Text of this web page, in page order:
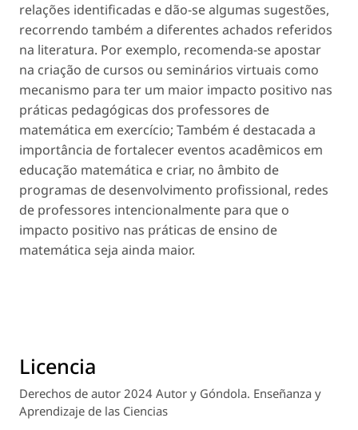
relações identificadas e dão-se algumas sugestões,
recorrendo também a diferentes achados referidos
na literatura. Por exemplo, recomenda-se apostar
na criação de cursos ou seminários virtuais como
mecanismo para ter um maior impacto positivo nas
práticas pedagógicas dos professores de
matemática em exercício; Também é destacada a
importância de fortalecer eventos acadêmicos em
educação matemática e criar, no âmbito de
programas de desenvolvimento profissional, redes
de professores intencionalmente para que o
impacto positivo nas práticas de ensino de
matemática seja ainda maior.
Licencia
Derechos de autor 2024 Autor y Góndola. Enseñanza y
Aprendizaje de las Ciencias